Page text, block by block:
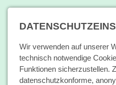
Wir verwenden auf unserer
technisch notwendige
Funktionen sicherzustellen.
datenschutzkonforme,